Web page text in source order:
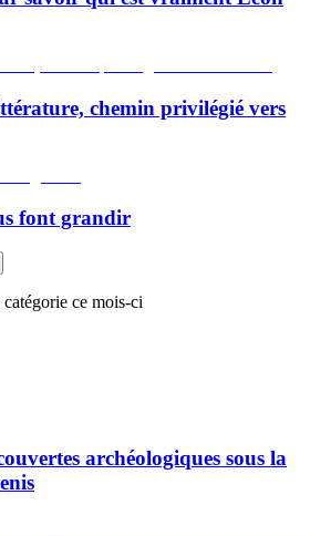
chemin privilégié vers
font grandir
ce mois-ci
archéologiques sous la